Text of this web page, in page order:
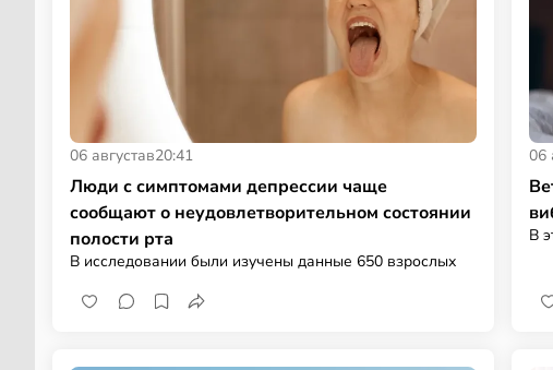
06 августав20:41
Люди с симптомами депрессии чаще
сообщают о неудовлетворительном состоянии
полости рта
В исследовании были изучены данные 650 взрослых
06
В